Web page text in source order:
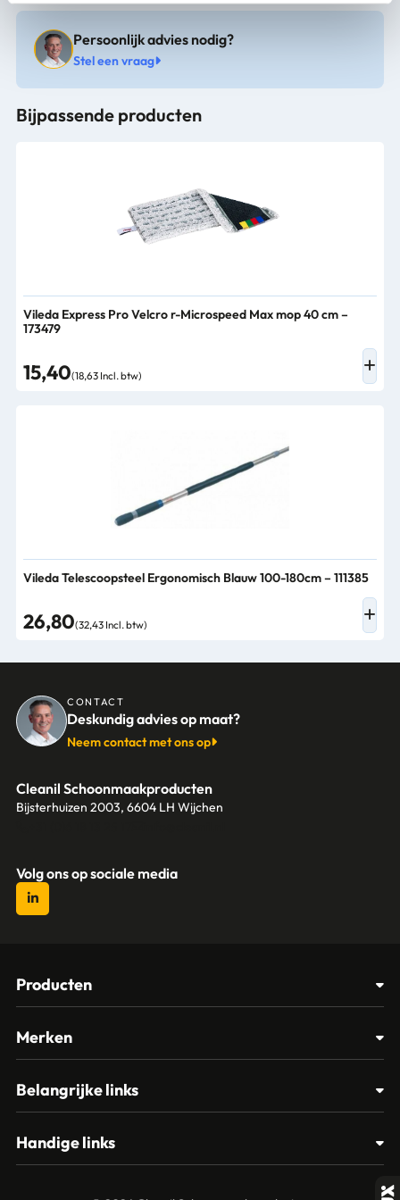
Persoonlijk advies nodig?
Stel een vraag
Bijpassende producten
Vileda Express Pro Velcro r-Microspeed Max mop 40 cm –
173479
15,40(18,63 Incl. btw)
Vileda Telescoopsteel Ergonomisch Blauw 100-180cm – 111385
26,80(32,43 Incl. btw)
CONTACT
Deskundig advies op maat?
Neem contact met ons op
Cleanil Schoonmaakproducten
Bijsterhuizen 2003, 6604 LH Wijchen
Volg ons op sociale media
Producten
Glasbewassing
Materialen
Papier – Dispensers - Toiletinrichting
Merken
Spectro
Vikan
Belangrijke links
Contact
Handige links